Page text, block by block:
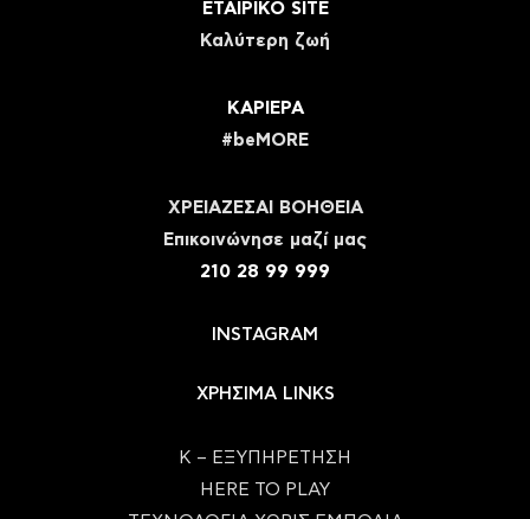
ΕΤΑΙΡΙΚΟ SITE
Καλύτερη ζωή
ΚΑΡΙΕΡΑ
#beMORE
ΧΡΕΙΑΖΕΣΑΙ ΒΟΗΘΕΙΑ
Eπικοινώνησε μαζί μας
210 28 99 999
INSTAGRAM
ΧΡΗΣΙΜΑ LINKS
Κ – ΕΞΥΠΗΡΕΤΗΣΗ
HERE TO PLAY